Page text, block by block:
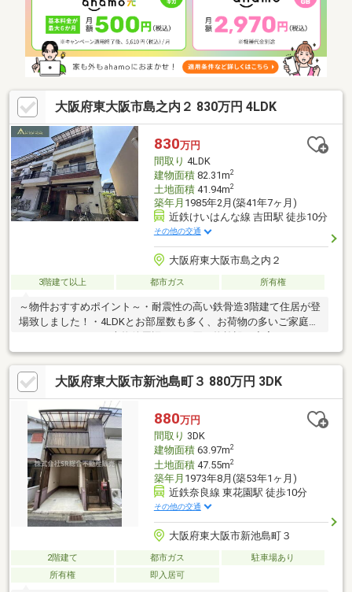
ングまでご連絡ください。他にもネット未掲載や水面下情報の取
り扱いもございます。お気軽にお問い合わせください♪
大阪府東大阪市島之内２ 830万円 4LDK
830万円
間取り 4LDK
建物面積82.31m2
土地面積41.94m2
築年月 1985年2月(築41年7ヶ月)
近鉄けいはんな線 吉田駅 徒歩10分
その他の交通
大阪府東大阪市島之内２
3階建て以上 都市ガス 所有権
～物件おすすめポイント～・耐震性の高い鉄骨造3階建て住居が登
場致しました！・4LDKとお部屋数も多く、お荷物の多いご家庭に
り、生活のしやすい住環境です。・こども園、小学校、中学校が
徒歩10分圏内にあり、子育て世代にも適しております。☆リフォ
ーム相談可能☆・当社ではリノベーション・リフォームの事例も
多数ございます。・お客様のご希望・ご予算に合ったリフォーム
パックをご提案致します。・フルリノベーション、フルリフォー
ム、一部リフォーム、間取り変更、水回り一式など 住宅ロー
ン、諸費用、リフォームのパッケージご提案可能です。
大阪府東大阪市新池島町３ 880万円 3DK
880万円
間取り 3DK
建物面積63.97m2
土地面積47.55m2
築年月 1973年8月(築53年1ヶ月)
近鉄奈良線 東花園駅 徒歩10分
その他の交通
大阪府東大阪市新池島町３
2階建て 都市ガス
駐車場あり
所有権
即入居可